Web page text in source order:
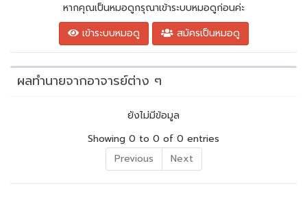
หากคุณเป็นหมอดูกรุณาเข้าระบบหมอดูก่อนค่ะ
เข้าระบบหมอดู
สมัครเป็นหมอดู
ผลทำนายจากอาจารย์ต่าง ๆ
ยังไม่มีข้อมูล
Showing 0 to 0 of 0 entries
Previous
Next